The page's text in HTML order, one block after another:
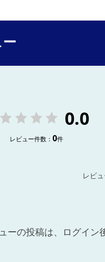
0.0
レビュー件数： 0件
レビ
ーの投稿は、ログイン